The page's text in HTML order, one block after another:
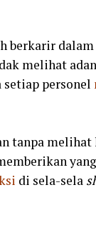
berkarir
melihat
setiap personel
tanpa melihat
di sela-sela